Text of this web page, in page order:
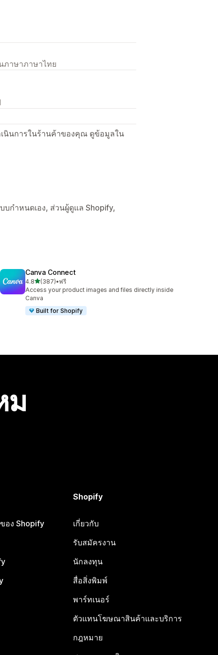
ภาษาภาษาไทย
นินการในร้านค้าของคุณ ดูข้อมูลใน
กำหนดเอง, ส่วนผู้ดูแล Shopify,
Canva Connect
4.8เต็ม 5 ดาว
(387)
ทั้งหมด 387 รีวิว
•ฟรี
Access your product images and files directly inside
Canva
Built for Shopify
ม
อง Shopify
Shopify
เกี่ยวกับ
รับสมัครงาน
นักลงทุน
สื่อสิ่งพิมพ์
พาร์ทเนอร์
ตัวแทนโฆษณาสินค้าและบริการ
กฎหมาย